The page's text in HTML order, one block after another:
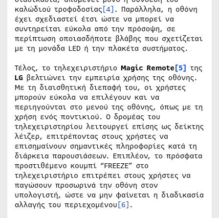
καλώδιού τροφοδοσίας[4]. Παράλληλα, η οθόνη
έχει σχεδιαστεί έτσι ώστε να μπορεί να
συντηρείται εύκολα από την πρόσοψη, σε
περίπτωση οποιασδήποτε βλάβης που σχετίζεται
με τη μονάδα LED ή την πλακέτα συστήματος.
Τέλος, το τηλεχειριστήριο Magic Remote[5] της
LG βελτιώνει την εμπειρία χρήσης της οθόνης.
Με τη διαισθητική διεπαφή του, οι χρήστες
μπορούν εύκολα να επιλέγουν και να
περιηγούνται στο μενού της οθόνης, όπως με τη
χρήση ενός ποντικιού. Ο δρομέας του
τηλεχειριστηρίου λειτουργεί επίσης ως δείκτης
λέιζερ, επιτρέποντας στους χρήστες να
επισημαίνουν σημαντικές πληροφορίες κατά τη
διάρκεια παρουσιάσεων. Επιπλέον, το πρόσφατα
προστιθέμενο κουμπί “FREEZE” στο
τηλεχειριστήριο επιτρέπει στους χρήστες να
παγώσουν προσωρινά την οθόνη στον
υπολογιστή, ώστε να μην φαίνεται η διαδικασία
αλλαγής του περιεχομένου[6].